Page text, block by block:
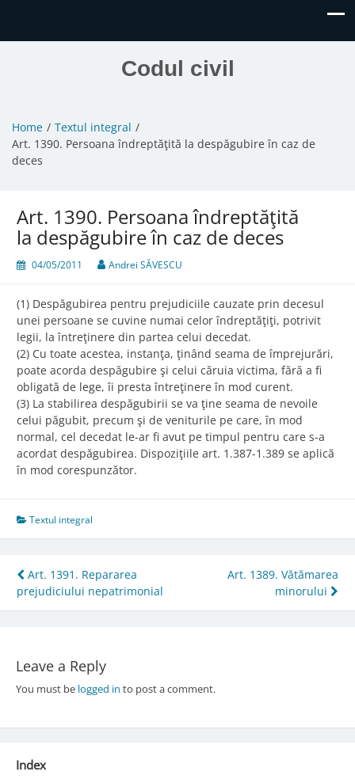
Codul civil
Home
Textul integral
Art. 1390. Persoana îndreptăţită la despăgubire în caz de
deces
Art. 1390. Persoana îndreptăţită
la despăgubire în caz de deces
04/05/2011 Andrei SĂVESCU
(1) Despăgubirea pentru prejudiciile cauzate prin decesul
unei persoane se cuvine numai celor îndreptăţiţi, potrivit
legii, la întreţinere din partea celui decedat.
(2) Cu toate acestea, instanţa, ţinând seama de împrejurări,
poate acorda despăgubire şi celui căruia victima, fără a fi
obligată de lege, îi presta întreţinere în mod curent.
(3) La stabilirea despăgubirii se va ţine seama de nevoile
celui păgubit, precum şi de veniturile pe care, în mod
normal, cel decedat le-ar fi avut pe timpul pentru care s-a
acordat despăgubirea. Dispoziţiile art. 1.387-1.389 se aplică
în mod corespunzător.
Textul integral
Post
navigation
Art. 1391. Repararea
prejudiciului nepatrimonial
Art. 1389. Vătămarea
minorului
Leave a Reply
You must be logged in to post a comment.
Index